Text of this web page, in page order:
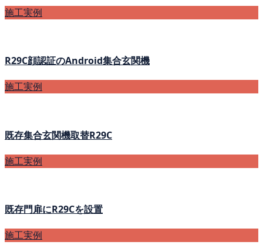
施工実例
R29C顔認証のAndroid集合玄関機
施工実例
既存集合玄関機取替R29C
施工実例
既存門扉にR29Cを設置
施工実例